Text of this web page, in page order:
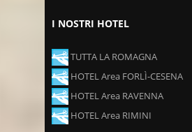
I NOSTRI HOTEL
TUTTA LA ROMAGNA
HOTEL Area FORLÌ-CESENA
HOTEL Area RAVENNA
HOTEL Area RIMINI